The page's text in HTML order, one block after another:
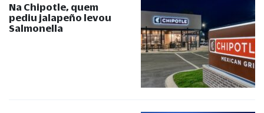
Na Chipotle, quem
pediu jalapeño levou
Salmonella